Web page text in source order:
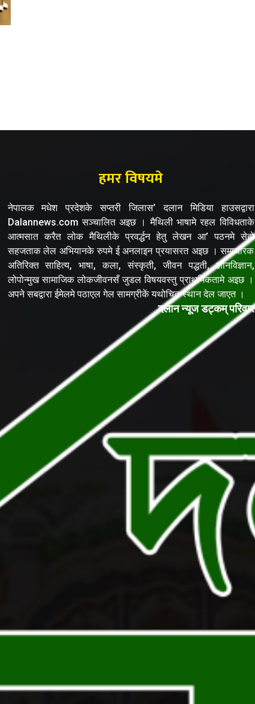
हमर विषयमे
नेपालक मधेश प्रदेशके सप्तरी जिलास’ दलान मिडिया हाउसद्वारा
Dalannews.com सञ्चालित अइछ । मैथिली भाषामे रहल विविधताके
आत्मसात करैत लोक मैथिलीके प्रवर्द्धन हेतु लेखन आ’ पठनमे सेहो
सहजताक लेल अभियानके रुपमे ई अनलाइन प्रयासरत अइछ । समाचारक
अतिरिक्त साहित्य, भाषा, कला, संस्कृती, जीवन पद्धती, ज्ञानविज्ञान,
लोपोन्मुख सामाजिक लोकजीवनसँ जुडल विषयवस्तु प्राथमिकतामे अइछ ।
अपने सबद्वारा ईमेलमे पठाएल गेल सामग्रीकें यथोचित स्थान देल जाएत ।
दलान न्यूज डट्कम् परिवार